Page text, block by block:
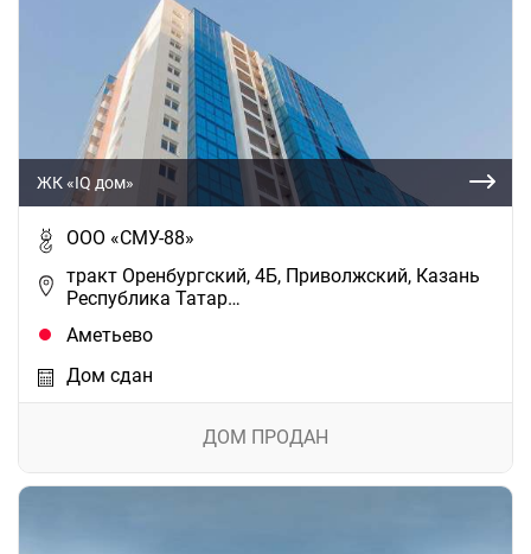
ЖК «IQ дом»
ООО «СМУ-88»
тракт Оренбургский, 4Б, Приволжский, Казань
Республика Татар…
Аметьево
Дом сдан
ДОМ ПРОДАН